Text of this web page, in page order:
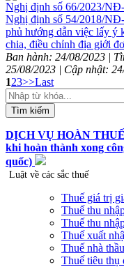
Nghị định số 66/2023/
Nghị định số 54/2018/
phủ hướng dẫn việc lấy ý
chia, điều chỉnh địa giới
Ban hành: 24/08/2023 |
25/08/2023 | Cập nhật:
123>>Last
Tìm kiếm
DỊCH VỤ HOÀN
khi hoàn thành xong
quốc)
Luật về các sắc thuế
Thuế giá trị
Thuế thu
Thuế thu
Thuế xuất
Thuế nhà thầu
Thuế tiêu thụ